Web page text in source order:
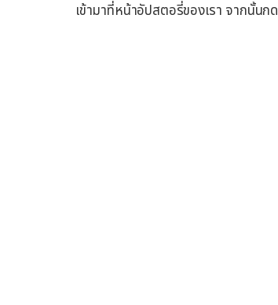
เข้ามาที่หน้าอัปสตอรี่ของเรา จากนั้นกด